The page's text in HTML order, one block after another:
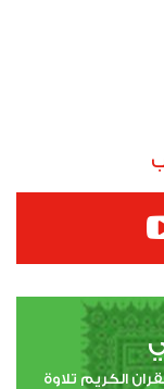
الكريم تلاوة